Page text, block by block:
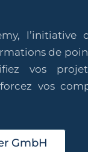
l’initiative
de
vos
vos
GmbH